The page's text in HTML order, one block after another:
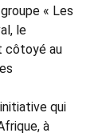
« Les
le
côtoyé au
qui
à